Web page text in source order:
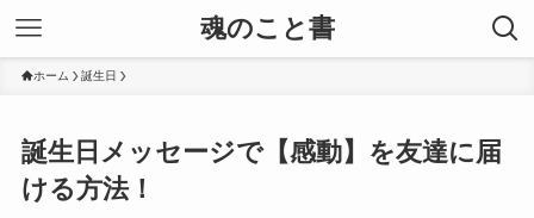
魂のこと書
ホーム 誕生日
誕生日メッセージで【感動】を友達に届
ける方法！